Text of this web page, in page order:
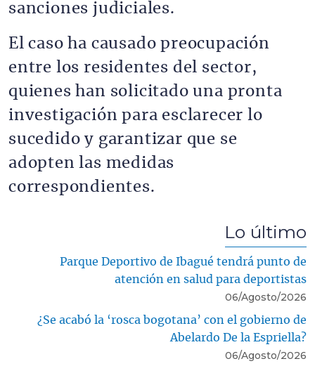
sanciones judiciales.
El caso ha causado preocupación
entre los residentes del sector,
quienes han solicitado una pronta
investigación para esclarecer lo
sucedido y garantizar que se
adopten las medidas
correspondientes.
Lo último
Parque Deportivo de Ibagué tendrá punto de
atención en salud para deportistas
06/Agosto/2026
¿Se acabó la ‘rosca bogotana’ con el gobierno de
Abelardo De la Espriella?
06/Agosto/2026